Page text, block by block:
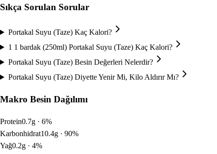
Sıkça Sorulan Sorular
Portakal Suyu (Taze) Kaç Kalori?
1 1 bardak (250ml) Portakal Suyu (Taze) Kaç Kalori?
Portakal Suyu (Taze) Besin Değerleri Nelerdir?
Portakal Suyu (Taze) Diyette Yenir Mi, Kilo Aldırır Mı?
Makro Besin Dağılımı
Protein0.7g · 6%
Karbonhidrat10.4g · 90%
Yağ0.2g · 4%